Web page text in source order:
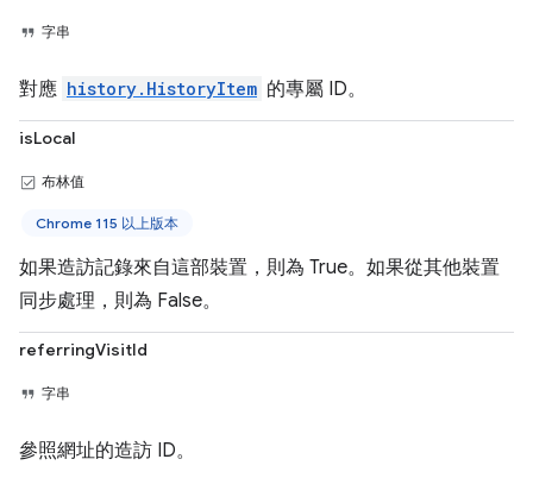
字串
對應 history.HistoryItem 的專屬 ID。
isLocal
布林值
Chrome 115 以上版本
如果造訪記錄來自這部裝置，則為 True。如果從其他裝置
同步處理，則為 False。
referringVisitId
字串
參照網址的造訪 ID。